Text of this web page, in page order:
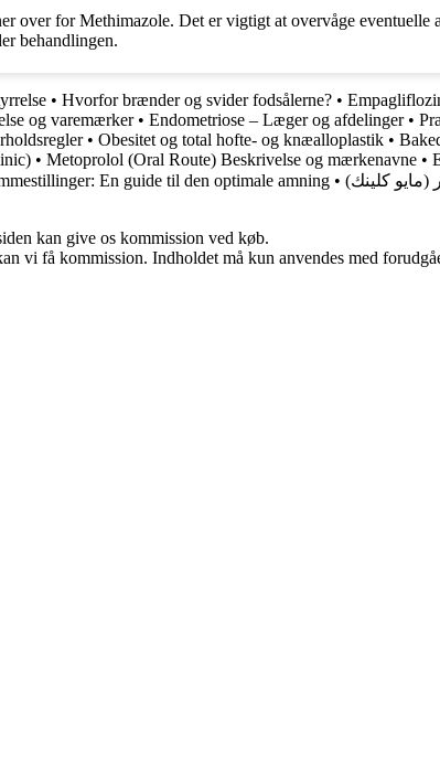
over for Methimazole. Det er vigtigt at overvåge
behandlingen.
• Hvorfor brænder og svider fodsålerne? •
og varemærker• Endometriose – Læger og afdelinger•
• Obesitet og total hofte- og knæalloplastik •
• Metoprolol (Oral Route) Beskrivelse og mærkenavne •
En guide til den optimale amning • (مايو كلينك)
kan give os kommission ved køb.
vi få kommission. Indholdet må kun anvendes med